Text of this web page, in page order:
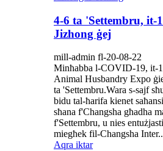
4-6 ta 'Settembru, it-
Jizhong ġej
mill-admin fl-20-08-22
Minħabba l-COVID-19, it-
Animal Husbandry Expo
ta 'Settembru.Wara s-sajf
bidu tal-ħarifa kienet
sħana f'Changsha għadha
f'Settembru, u nies
miegħek fil-Changsha
Aqra iktar